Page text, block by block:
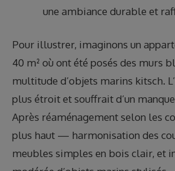
une ambiance durable et
Pour illustrer, imaginons un
40 m² où ont été posés des murs
multitude d’objets marins kitsch.
plus étroit et souffrait d’un
Après réaménagement selon les
plus haut — harmonisation des
meubles simples en bois clair, et